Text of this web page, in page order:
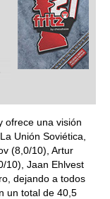
ofrece una visión
Unión Soviética,
(8,0/10), Artur
10), Jaan Ehlvest
dejando a todos
un total de 40,5